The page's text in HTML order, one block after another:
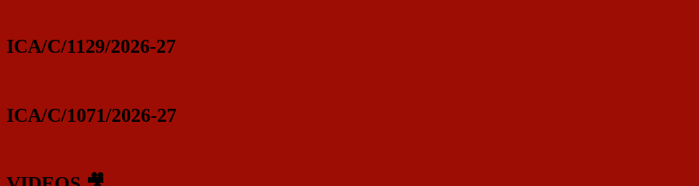
ICA/C/1129/2026-27
ICA/C/1071/2026-27